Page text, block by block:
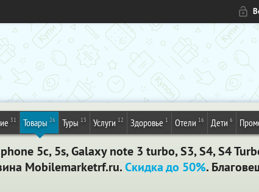
31 Товары 26 Туры 13 Услуги 12 Здоровье 1 Отели 16 Дети 6
5c, 5s, Galaxy note 3 turbo, S3, S4, S4
Mobilemarketrf.ru.Скидка до 50%.